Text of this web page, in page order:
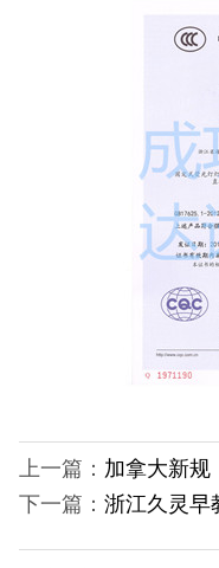
日本PSE认证
CCC认证
上一篇： 加拿大新规
下一篇： 浙江久灵早教用品科技